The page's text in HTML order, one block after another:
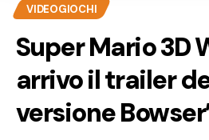
VIDEOGIOCHI
Super Mario 3D
arrivo il trailer
versione